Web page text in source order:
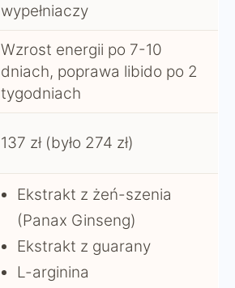
wypełniaczy
Wzrost energii po 7-10
dniach, poprawa libido po 2
tygodniach
137 zł (było 274 zł)
Ekstrakt z żeń-szenia
(Panax Ginseng)
Ekstrakt z guarany
L-arginina